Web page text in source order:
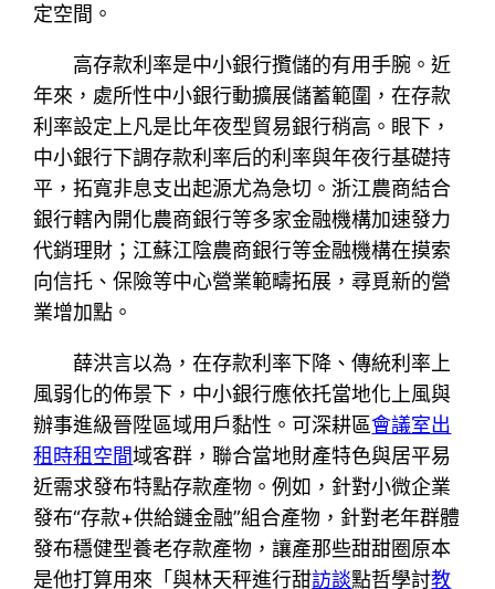
定空間。
高存款利率是中小銀行攬儲的有用手腕。近
年來，處所性中小銀行動擴展儲蓄範圍，在存款
利率設定上凡是比年夜型貿易銀行稍高。眼下，
中小銀行下調存款利率后的利率與年夜行基礎持
平，拓寬非息支出起源尤為急切。浙江農商結合
銀行轄內開化農商銀行等多家金融機構加速發力
代銷理財；江蘇江陰農商銀行等金融機構在摸索
向信托、保險等中心營業範疇拓展，尋覓新的營
業增加點。
薛洪言以為，在存款利率下降、傳統利率上
風弱化的佈景下，中小銀行應依托當地化上風與
辦事進級晉陞區域用戶黏性。可深耕區會議室出
租時租空間域客群，聯合當地財產特色與居平易
近需求發布特點存款產物。例如，針對小微企業
發布“存款+供給鏈金融”組合產物，針對老年群體
發布穩健型養老存款產物，讓產那些甜甜圈原本
是他打算用來「與林天秤進行甜訪談點哲學討教